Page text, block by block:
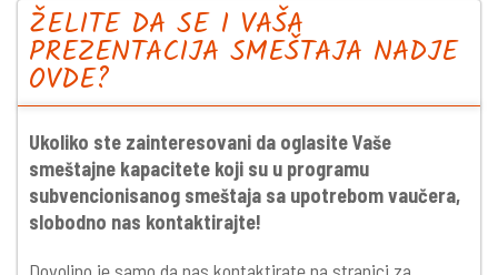
ŽELITE DA SE I VAŠA
PREZENTACIJA SMEŠTAJA NADJE
OVDE?
Ukoliko ste zainteresovani da oglasite Vaše
smeštajne kapacitete koji su u programu
subvencionisanog smeštaja sa upotrebom vaučera,
slobodno nas kontaktirajte!
Dovoljno je samo da nas kontaktirate na stranici za